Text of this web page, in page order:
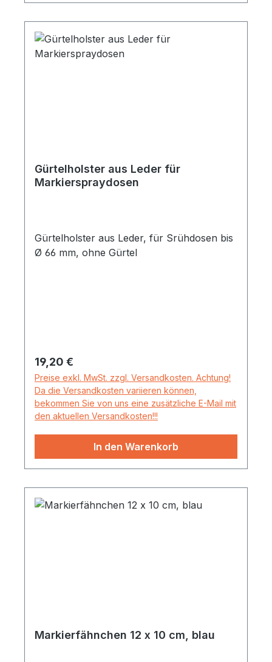
Gürtelholster aus Leder für
Markierspraydosen
Gürtelholster aus Leder, für Srühdosen bis
Ø 66 mm, ohne Gürtel
Regulärer Preis:
19,20 €
Preise exkl. MwSt. zzgl. Versandkosten. Achtung!
Da die Versandkosten variieren können,
bekommen Sie von uns eine zusätzliche E-Mail mit
den aktuellen Versandkosten!!!
In den Warenkorb
Markierfähnchen 12 x 10 cm, blau